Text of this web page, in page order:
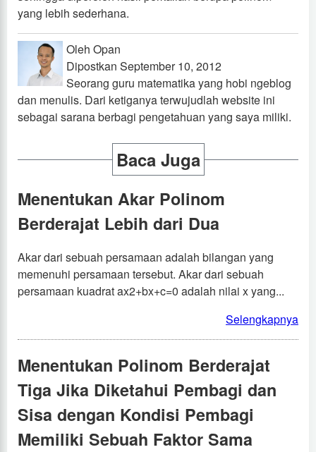
yang lebih sederhana.
Oleh Opan
Dipostkan September 10, 2012
Seorang guru matematika yang hobi ngeblog
dan menulis. Dari ketiganya terwujudlah website ini
sebagai sarana berbagi pengetahuan yang saya miliki.
Baca Juga
Menentukan Akar Polinom
Berderajat Lebih dari Dua
Akar dari sebuah persamaan adalah bilangan yang
memenuhi persamaan tersebut. Akar dari sebuah
persamaan kuadrat ax2+bx+c=0 adalah nilai x yang...
Selengkapnya
Menentukan Polinom Berderajat
Tiga Jika Diketahui Pembagi dan
Sisa dengan Kondisi Pembagi
Memiliki Sebuah Faktor Sama